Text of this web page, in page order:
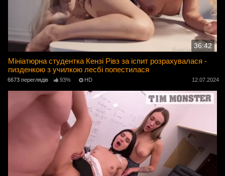
36:42
Мініатюрна студентка Кензі Рівз за іспит розрахувалася -
пизденкою з училкою лесбі попестилася
6673 переглядів 93% HD 12.07.2024